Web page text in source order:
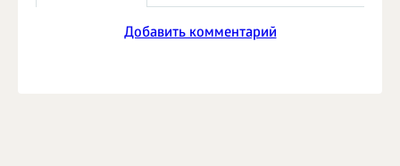
Добавить комментарий